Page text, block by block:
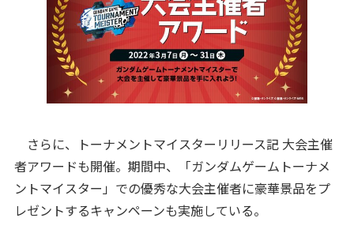
さらに、トーナメントマイスターリリース記 大会主催
者アワードも開催。期間中、「ガンダムゲームトーナメ
ントマイスター」での優秀な大会主催者に豪華景品をプ
レゼントするキャンペーンも実施している。